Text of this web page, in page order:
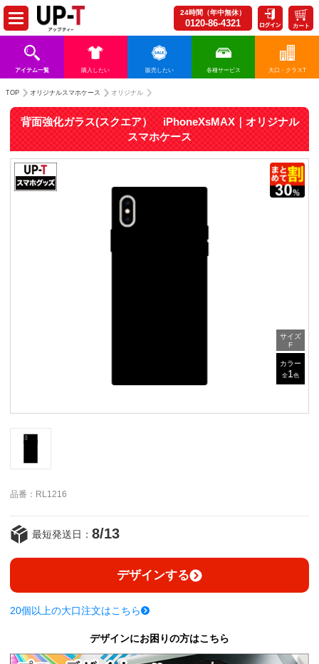
24時間（年中無休）
0120-86-4321 カート
アイテム一覧 購入したい 販売したい 各種サービス 大口・クラスT
TOP オリジナルスマホケース オリジナル
背面強化ガラス(スクエア） iPhoneXsMAX｜オリジナル
スマホケース
サイズ
F
カラー
全1 色
品番：RL1216
最短発送日： 8/13
デザインする
20個以上の大口注文はこちら
デザインにお困りの方はこちら